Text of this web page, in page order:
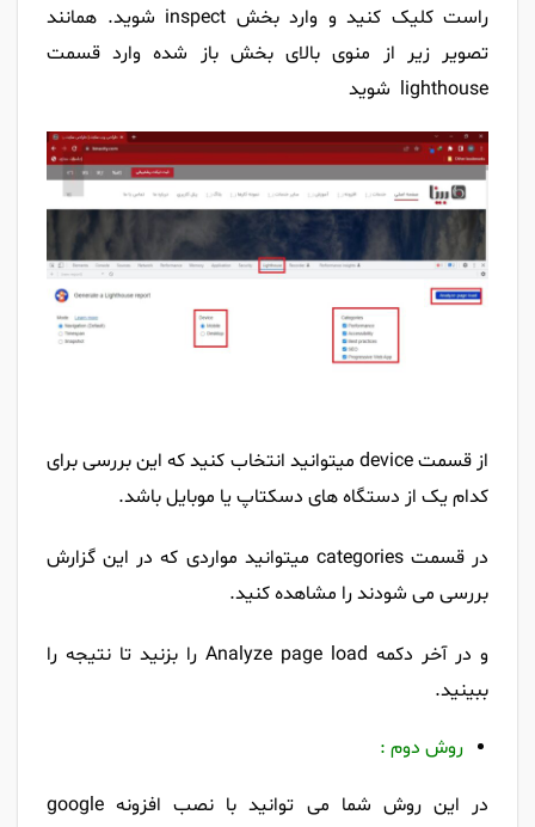
راست کلیک کنید و وارد بخش inspect شوید. همانند
تصویر زیر از منوی بالای بخش باز شده وارد قسمت
lighthouse شوید
از قسمت device میتوانید انتخاب کنید که این بررسی برای
کدام یک از دستگاه های دسکتاپ یا موبایل باشد.
در قسمت categories میتوانید مواردی که در این گزارش
بررسی می شودند را مشاهده کنید.
و در آخر دکمه Analyze page load را بزنید تا نتیجه را
ببینید.
روش دوم :
در این روش شما می توانید با نصب افزونه google